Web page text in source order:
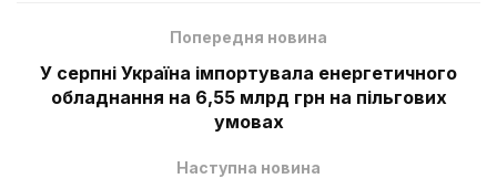
Попередня новина
У серпні Україна імпортувала енергетичного
обладнання на 6,55 млрд грн на пільгових
умовах
Наступна новина